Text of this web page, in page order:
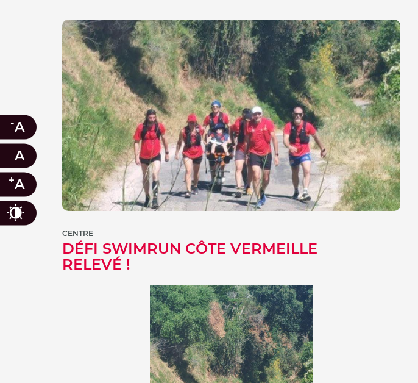
-A
A
+A
Contraste
CENTRE
DÉFI SWIMRUN CÔTE VERMEILLE
RELEVÉ !